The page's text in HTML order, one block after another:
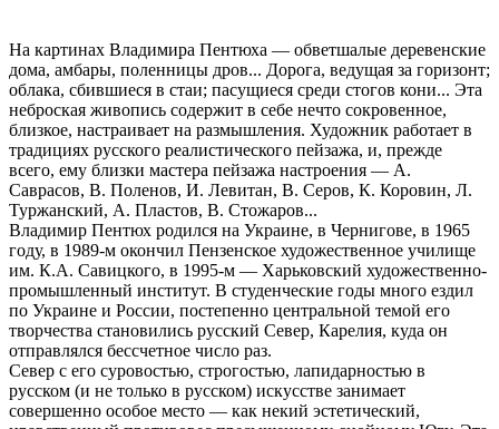
На картинах Владимира Пентюха — обветшалые деревенские
дома, амбары, поленницы дров... Дорога, ведущая за горизонт;
облака, сбившиеся в стаи; пасущиеся среди стогов кони... Эта
неброская живопись содержит в себе нечто сокровенное,
близкое, настраивает на размышления. Художник работает в
традициях русского реалистического пейзажа, и, прежде
всего, ему близки мастера пейзажа настроения — А.
Саврасов, В. Поленов, И. Левитан, В. Серов, К. Коровин, Л.
Туржанский, А. Пластов, В. Стожаров...
Владимир Пентюх родился на Украине, в Чернигове, в 1965
году, в 1989-м окончил Пензенское художественное училище
им. К.А. Савицкого, в 1995-м — Харьковский художественно-
промышленный институт. В студенческие годы много ездил
по Украине и России, постепенно центральной темой его
творчества становились русский Север, Карелия, куда он
отправлялся бессчетное число раз.
Север с его суровостью, строгостью, лапидарностью в
русском (и не только в русском) искусстве занимает
совершенно особое место — как некий эстетический,